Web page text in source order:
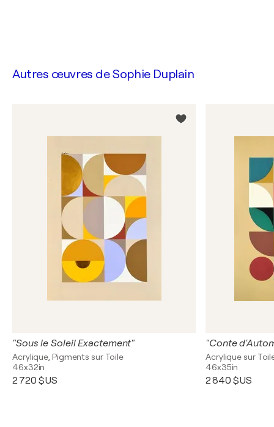
Autres œuvres deSophie Duplain
"Sous le Soleil Exactement"
Acrylique, Pigments sur Toile
46x32in
2 720 $US
"Conte
Acrylique sur
46x35in
2 840 $US